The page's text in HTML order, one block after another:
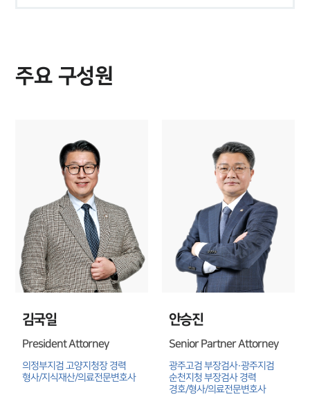
사례분석/최신동향
의료·바이오·헬스케어그룹 업무
구성원 소개
의료전문변호사
소식/자료
언론보도
법률 블로그
법률서식
뉴스레터/브로슈어
주요 구성원
김국일
President Attorney
의정부지검 고양지청장 경력
형사/지식재산/의료전문변호사
안승진
Senior Partner Attorney
광주고검 부장검사·광주지검
순천지청 부장검사 경력
경호/형사/의료전문변호사